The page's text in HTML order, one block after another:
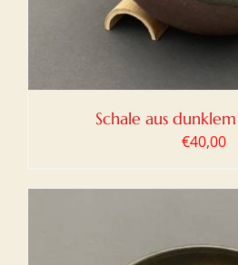
Schale aus
€40,00